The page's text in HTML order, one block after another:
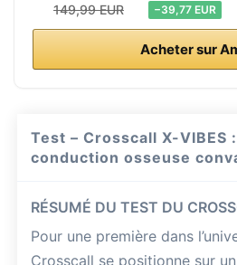
149,99 EUR −39,77 EUR
Acheter sur
Test – Crosscall X-VIBES
conduction osseuse
RÉSUMÉ DU TEST DU
Pour une première dans
Crosscall se positionne sur